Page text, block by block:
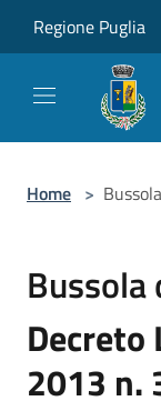
Regione Puglia
Home >
Bussola
Decreto
2013 n.